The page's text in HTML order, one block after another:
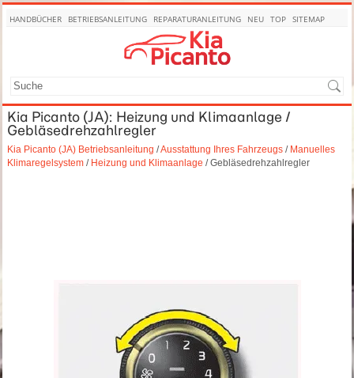
HANDBÜCHER BETRIEBSANLEITUNG REPARATURANLEITUNG NEU TOP SITEMAP
Kia Picanto (JA): Heizung und Klimaanlage /
Gebläsedrehzahlregler
Kia Picanto (JA) Betriebsanleitung /Ausstattung Ihres Fahrzeugs / Manuelles
Klimaregelsystem / Heizung und Klimaanlage / Gebläsedrehzahlregler